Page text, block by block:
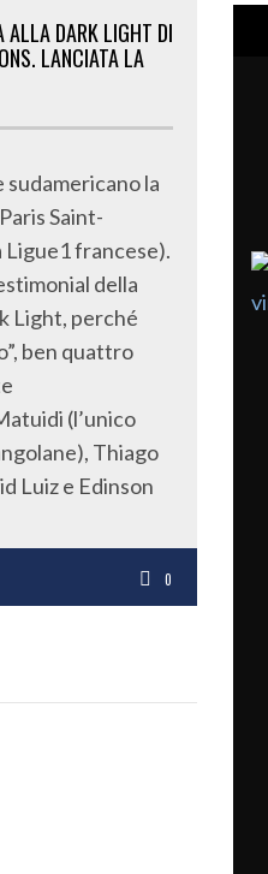
ALLA DARK LIGHT DI
LANCIATA LA
la
Saint-
Ligue1 francese).
della
Light, perché
ben quattro
(l’unico
Thiago
Luiz e Edinson
0